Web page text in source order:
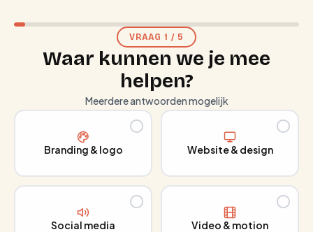
VRAAG 1 / 5
Waar kunnen we je mee
helpen?
Meerdere antwoorden mogelijk
Branding & logo Website & design
Social media Video & motion